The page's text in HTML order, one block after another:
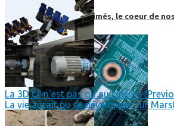
Les circuits imprimés, le coeur de
La 3D ce n'est pas qu'au cinéma !
La vie aurait pu se développer sur Mars